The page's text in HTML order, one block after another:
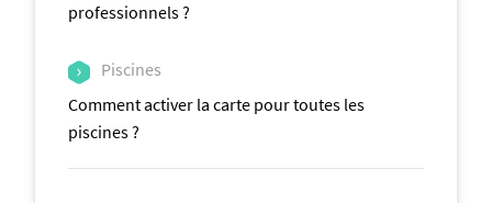
professionnels ?
Piscines
Comment activer la carte pour toutes les
piscines ?